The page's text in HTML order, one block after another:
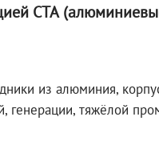
СТА
из алюминия,
генерации, тяжёлой